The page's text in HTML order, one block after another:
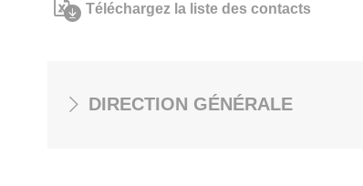
Téléchargez la liste des contacts
DIRECTION GÉNÉRALE